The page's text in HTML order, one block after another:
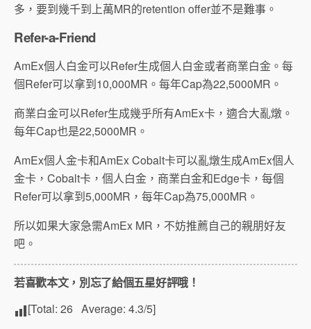
多，要到幾千到上萬MR的retention offer並不是難事。
Refer-a-Friend
AmEx個人白金可以Refer生成個人白金或者商業白金。每
個Refer可以拿到10,000MR。每年Cap為22,5000MR。
商業白金可以Refer生成幾乎所有AmEx卡，適合大亂燉。
每年Cap也是22,5000MR。
AmEx個人金卡和AmEx Cobalt卡可以亂燉生成AmEx個人
金卡，Cobalt卡，個人白金，商業白金和Edge卡，每個
Refer可以拿到5,000MR，每年Cap為75,000MR。
所以如果大家急需AmEx MR，不妨推薦自己的親朋好友
吧。
若喜歡本文，別忘了給個五星好評哦！
[Total: 26 Average: 4.3/5]